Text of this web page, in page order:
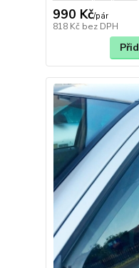
990 Kč/pár
818 Kč bez DPH